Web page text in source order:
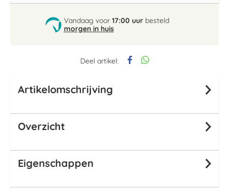
Deel artikel:
Vandaag voor 17:00 uurbesteld
morgen in huis
Artikelomschrijving
Overzicht
Eigenschappen